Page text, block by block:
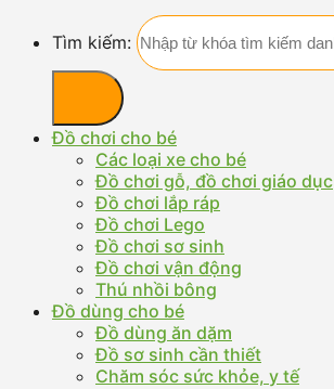
Tìm kiếm:
Đồ chơi cho bé
Các loại xe cho bé
Đồ chơi gỗ, đồ chơi giáo dục
Đồ chơi lắp ráp
Đồ chơi Lego
Đồ chơi sơ sinh
Đồ chơi vận động
Thú nhồi bông
Đồ dùng cho bé
Đồ dùng ăn dặm
Đồ sơ sinh cần thiết
Chăm sóc sức khỏe, y tế